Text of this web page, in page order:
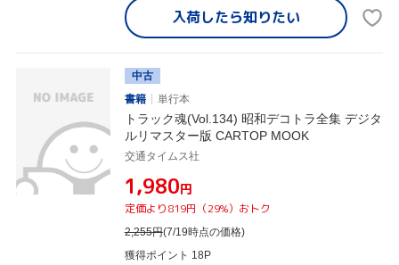
入荷したら知りたい
中古
書籍
単行本
トラック魂(Vol.134) 昭和デコトラ全集 デジタ
ルリマスター版 CARTOP MOOK
交通タイムス社
¥1,980円
定価より819円（29%）おトク
2,255円(7/19時点の価格)
獲得ポイント 18P